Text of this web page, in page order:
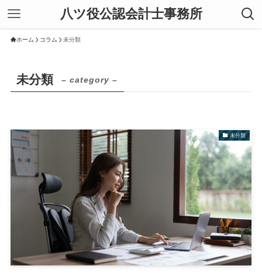
八ツ役公認会計士事務所
ホーム コラム 未分類
未分類 – category –
未分類